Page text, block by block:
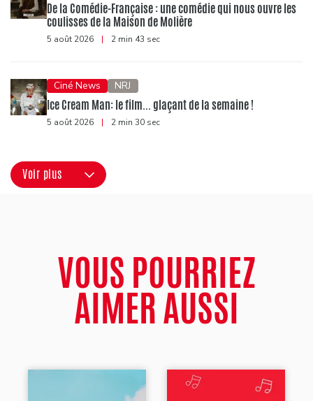
De la Comédie-Française : une comédie qui nous ouvre les
coulisses de la Maison de Molière
5 août 2026 | 2 min 43 sec
Ciné News NRJ
Ice Cream Man: le film... glaçant de la semaine !
5 août 2026 | 2 min 30 sec
Voir plus
VOUS POURRIEZ
AIMER AUSSI